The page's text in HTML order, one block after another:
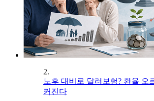
2.
노후 대비로 달러보험? 환율 오
커진다